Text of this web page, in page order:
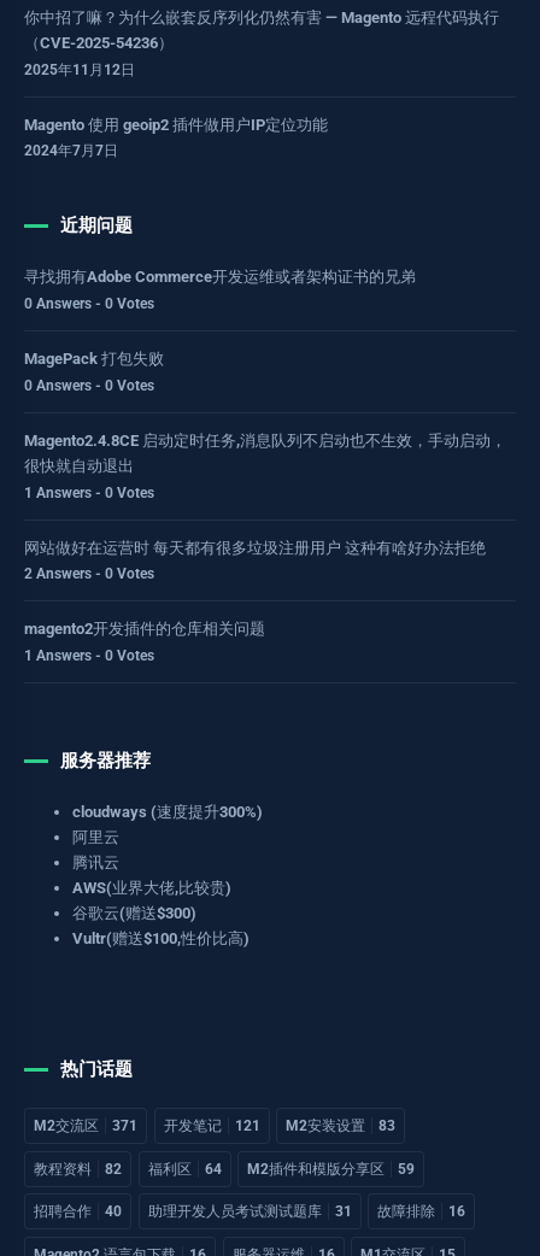
你中招了嘛？为什么嵌套反序列化仍然有害 — Magento 远程代码执行
（CVE-2025-54236）
2025年11月12日
Magento 使用 geoip2 插件做用户IP定位功能
2024年7月7日
近期问题
寻找拥有Adobe Commerce开发运维或者架构证书的兄弟
0 Answers - 0 Votes
MagePack 打包失败
0 Answers - 0 Votes
Magento2.4.8CE 启动定时任务,消息队列不启动也不生效，手动启动，
很快就自动退出
1 Answers - 0 Votes
网站做好在运营时 每天都有很多垃圾注册用户 这种有啥好办法拒绝
2 Answers - 0 Votes
magento2开发插件的仓库相关问题
1 Answers - 0 Votes
服务器推荐
cloudways (速度提升300%)
阿里云
腾讯云
AWS(业界大佬,比较贵)
谷歌云(赠送$300)
Vultr(赠送$100,性价比高)
热门话题
M2交流区 371 开发笔记 121 M2安装设置 83
教程资料 82 福利区 64 M2插件和模版分享区 59
招聘合作 40 助理开发人员考试测试题库 31 故障排除 16